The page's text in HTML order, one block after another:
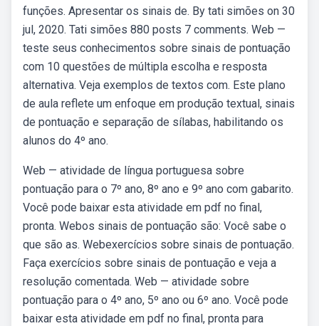
funções. Apresentar os sinais de. By tati simões on 30
jul, 2020. Tati simões 880 posts 7 comments. Web —
teste seus conhecimentos sobre sinais de pontuação
com 10 questões de múltipla escolha e resposta
alternativa. Veja exemplos de textos com. Este plano
de aula reflete um enfoque em produção textual, sinais
de pontuação e separação de sílabas, habilitando os
alunos do 4º ano.
Web — atividade de língua portuguesa sobre
pontuação para o 7º ano, 8º ano e 9º ano com gabarito.
Você pode baixar esta atividade em pdf no final,
pronta. Webos sinais de pontuação são: Você sabe o
que são as. Webexercícios sobre sinais de pontuação.
Faça exercícios sobre sinais de pontuação e veja a
resolução comentada. Web — atividade sobre
pontuação para o 4º ano, 5º ano ou 6º ano. Você pode
baixar esta atividade em pdf no final, pronta para